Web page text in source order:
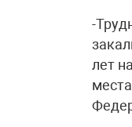
-
лет